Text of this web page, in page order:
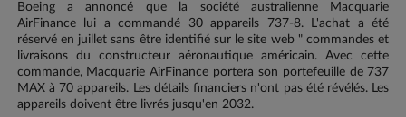
Boeing a annoncé que la société australienne Macquarie
AirFinance lui a commandé 30 appareils 737-8. L'achat a été
réservé en juillet sans être identifié sur le site web " commandes et
livraisons du constructeur aéronautique américain. Avec cette
commande, Macquarie AirFinance portera son portefeuille de 737
MAX à 70 appareils. Les détails financiers n'ont pas été révélés. Les
appareils doivent être livrés jusqu'en 2032.